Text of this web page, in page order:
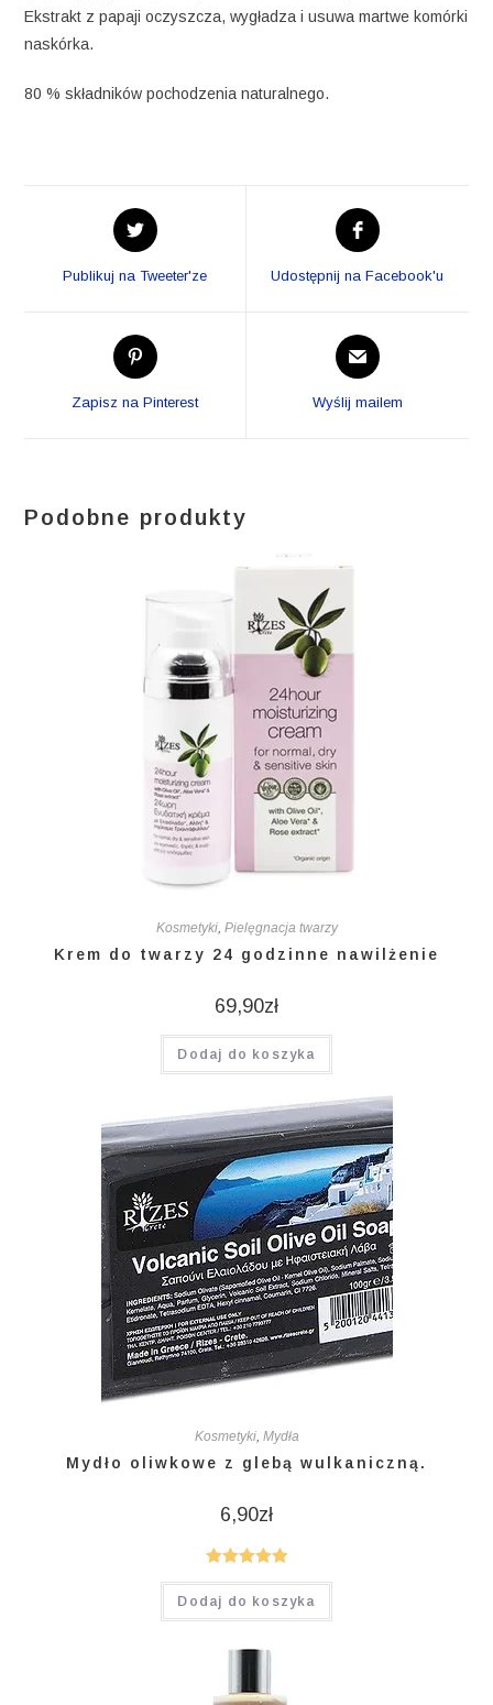
Ekstrakt z papaji oczyszcza, wygładza i usuwa martwe komórki
naskórka.
80 % składników pochodzenia naturalnego.
Opens
in
new
Publikuj na Tweeter'ze
Opens
in
new
Udostępnij na Facebook'u
Opens
in
Zapisz na Pinterest
Opens
in
new
Wyślij mailem
Podobne produkty
Kosmetyki, Pielęgnacja twarzy
Krem do twarzy 24 godzinne nawilżenie
69,90zł
Dodaj do koszyka
Kosmetyki, Mydła
Mydło oliwkowe z glebą wulkaniczną.
6,90zł
Oceniono
5.00na 5
Dodaj do koszyka